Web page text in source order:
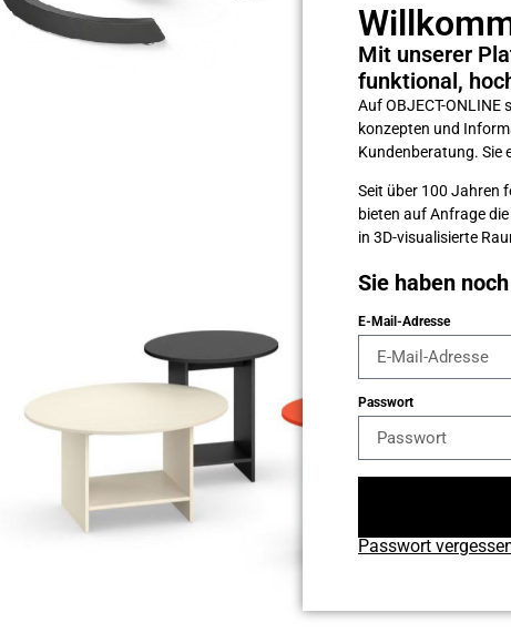
Mit unserer
funktional,
Auf OBJECT-
konzepten und
Kunden­beratung. Sie
Seit über 100 Jahren
bieten auf Anfrage
in 3D-visualisierte
Sie haben
E-Mail-Adresse
Passwort
Passwort